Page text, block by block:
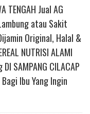
TENGAH Jual AG
atau Sakit
Original, Halal &
NUTRISI ALAMI
DI SAMPANG CILACAP
Ibu Yang Ingin